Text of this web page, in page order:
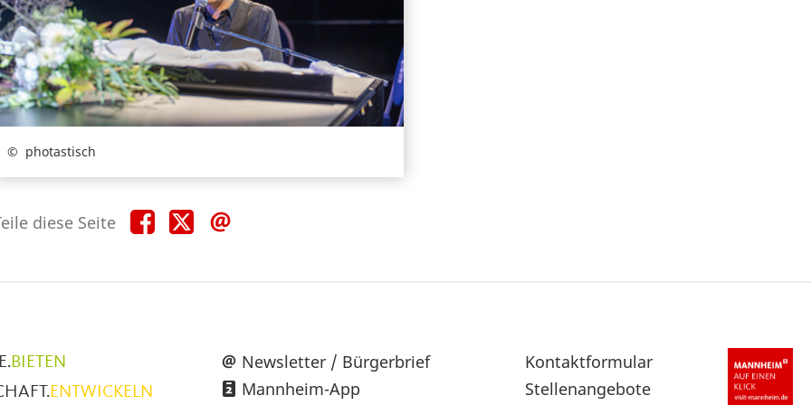
photastisch
diese Seite Teile
diese
Teile
diese
BIETEN
ENTWICKELN
Newsletter / Bürgerbrief
Mannheim-App
Sekundärnavigation
im
Kontaktformular
Stellenangebote